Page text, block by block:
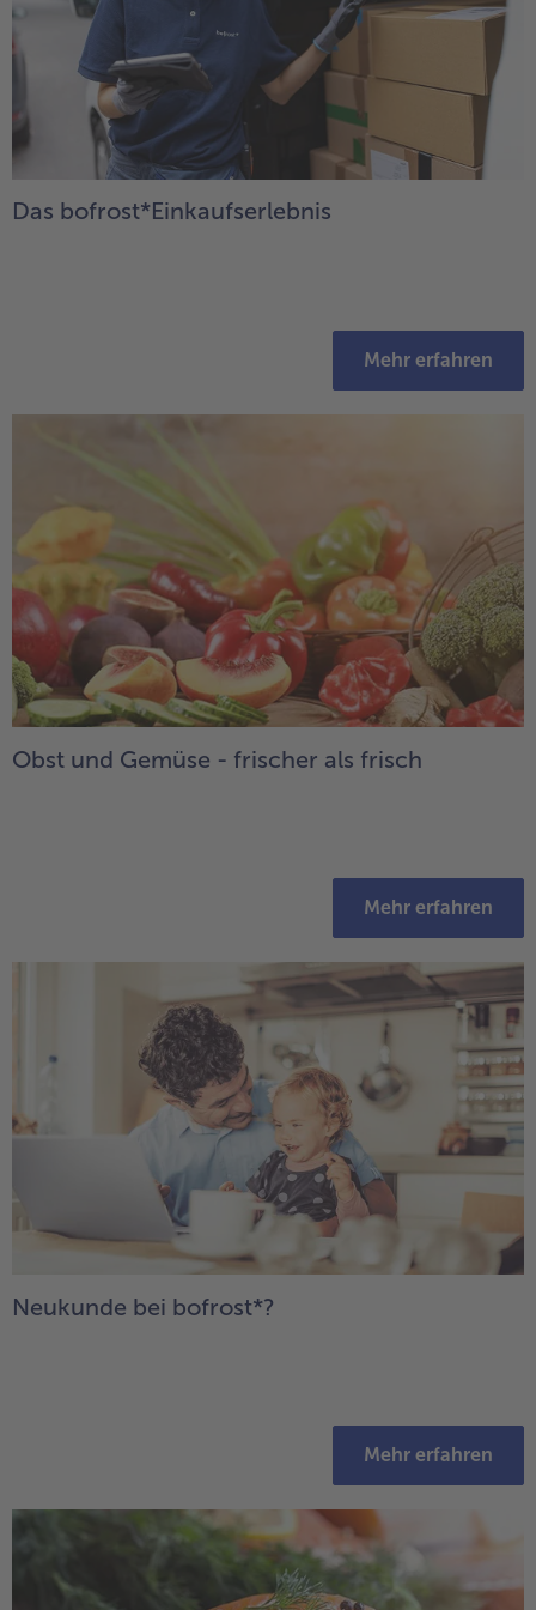
- 5 € beim Kauf von 7 Schlemmermenüs nach Wahl
Das bofrost*Einkaufserlebnis
Mehr erfahren
Obst und Gemüse - frischer als frisch
Mehr erfahren
Neukunde bei bofrost*?
Mehr erfahren